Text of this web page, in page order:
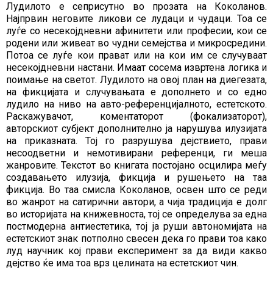
Лудилото е сеприсутно во прозата на Коколанов.
Најпрвин неговите ликови се лудаци и чудаци. Тоа се
луѓе со несекојдневни афинитети или професии, кои се
родени или живеат во чудни семејства и микросредини.
Потоа се луѓе кои прават или на кои им се случуваат
несекојдневни настани. Имаат сосема извртена логика и
поимање на светот. Лудилото на овој план на диегезата,
на фикцијата и случувањата е дополнето и со едно
лудило на ниво на авто-референцијалното, естетското.
Раскажувачот, коментаторот (фокализаторот),
авторскиот субјект дополнително ја нарушува илузијата
на приказната. Тој го разрушува дејствието, прави
несоодветни и немотивирани референци, ги меша
жанровите. Текстот во книгата постојано осцилира меѓу
создавањето илузија, фикција и рушењето на таа
фикција. Во таа смисла Коколанов, освен што се реди
во жанрот на сатирични автори, а чија традиција е долг
во историјата на книжевноста, тој се определува за една
постмодерна антиестетика, тој ја руши автономијата на
естетскиот знак потполно свесен дека го прави тоа како
луд научник кој прави експеримент за да види какво
дејство ќе има тоа врз целината на естетскиот чин.